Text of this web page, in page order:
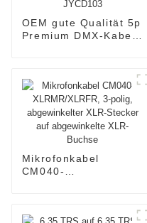
OEM gute Qualität 5p
Premium DMX-Kabel
Mikrofonkabel
CM040-